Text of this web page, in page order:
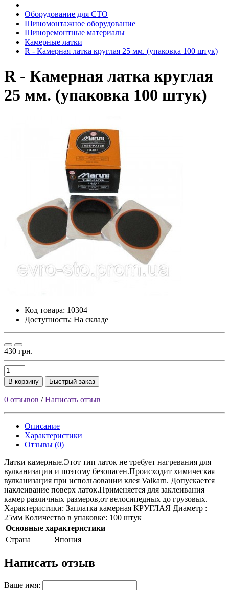
Oбopудoвaниe для CTO
Шиномонтажное оборудование
Шиноремонтные материалы
Камерные латки
R - Камерная латка круглая 25 мм. (упаковка 100 штук)
R - Камерная латка круглая
25 мм. (упаковка 100 штук)
Код товара: 10304
Доступность: На складе
430 грн.
В корзину Быстрый заказ
0 отзывов /Написать отзыв
Описание
Характеристики
Отзывы (0)
Латки камерные.Этот тип латок не требует нагревания для
вулканизации и поэтому безопасен.Происходит химическая
вулканизация при использовании клея Valkarn. Допускается
наклеивание поверх латок.Применяется для заклеивания
камер различных размеров,от велосипедных до грузовых.
Характеристики: Заплатка камерная КРУГЛАЯ Диаметр :
25мм Количество в упаковке: 100 штук
Основные характеристики
Страна
Япония
Написать отзыв
Ваше имя: